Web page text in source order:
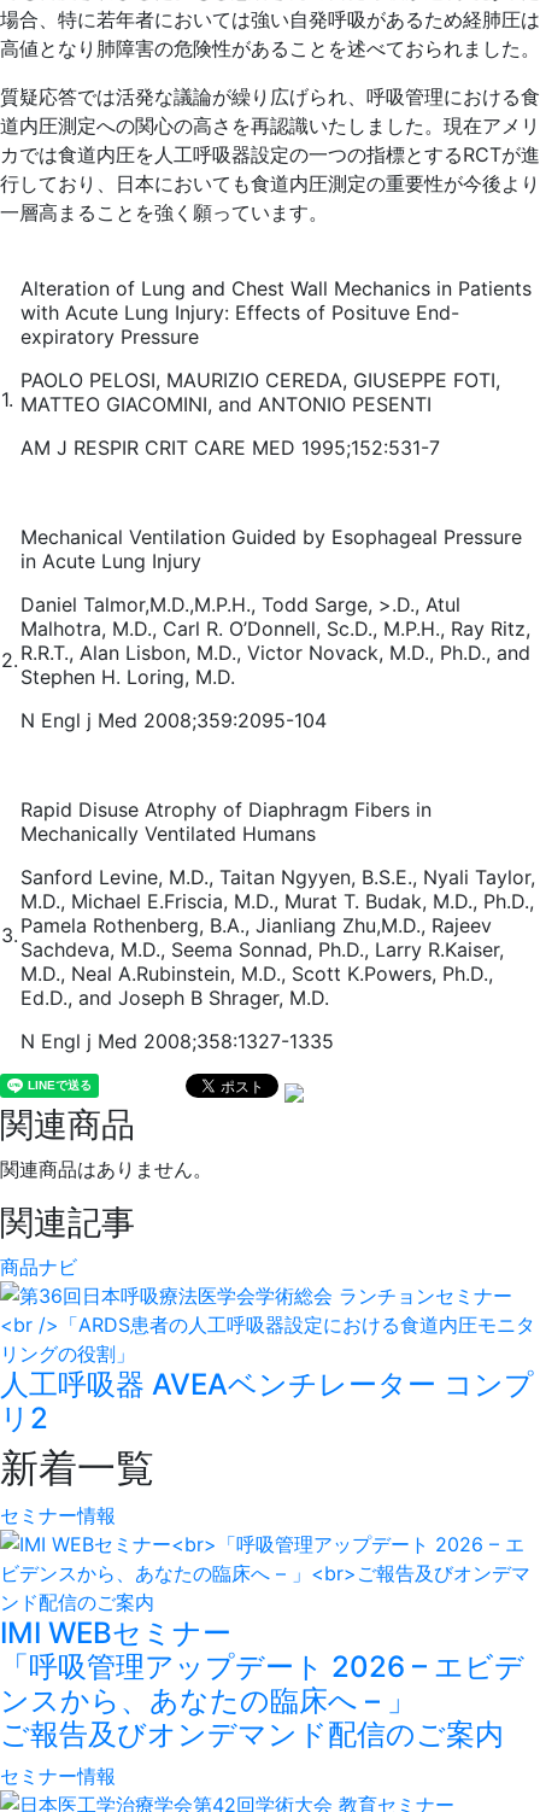
場合、特に若年者においては強い自発呼吸があるため経肺圧は
高値となり肺障害の危険性があることを述べておられました。
質疑応答では活発な議論が繰り広げられ、呼吸管理における食
道内圧測定への関心の高さを再認識いたしました。現在アメリ
カでは食道内圧を人工呼吸器設定の一つの指標とするRCTが進
行しており、日本においても食道内圧測定の重要性が今後より
一層高まることを強く願っています。
1.
Alteration of Lung and Chest Wall Mechanics in Patients
with Acute Lung Injury: Effects of Posituve End-
expiratory Pressure
PAOLO PELOSI, MAURIZIO CEREDA, GIUSEPPE FOTI,
MATTEO GIACOMINI, and ANTONIO PESENTI
AM J RESPIR CRIT CARE MED 1995;152:531-7
2.
Mechanical Ventilation Guided by Esophageal Pressure
in Acute Lung Injury
Daniel Talmor,M.D.,M.P.H., Todd Sarge, >.D., Atul
Malhotra, M.D., Carl R. O’Donnell, Sc.D., M.P.H., Ray Ritz,
R.R.T., Alan Lisbon, M.D., Victor Novack, M.D., Ph.D., and
Stephen H. Loring, M.D.
N Engl j Med 2008;359:2095-104
3.
Rapid Disuse Atrophy of Diaphragm Fibers in
Mechanically Ventilated Humans
Sanford Levine, M.D., Taitan Ngyyen, B.S.E., Nyali Taylor,
M.D., Michael E.Friscia, M.D., Murat T. Budak, M.D., Ph.D.,
Pamela Rothenberg, B.A., Jianliang Zhu,M.D., Rajeev
Sachdeva, M.D., Seema Sonnad, Ph.D., Larry R.Kaiser,
M.D., Neal A.Rubinstein, M.D., Scott K.Powers, Ph.D.,
Ed.D., and Joseph B Shrager, M.D.
N Engl j Med 2008;358:1327-1335
関連商品
関連商品はありません。
関連記事
商品ナビ
人工呼吸器 AVEAベンチレーター コンプ
リ2
新着一覧
セミナー情報
IMI WEBセミナー
「呼吸管理アップデート 2026 – エビデ
ンスから、あなたの臨床へ – 」
ご報告及びオンデマンド配信のご案内
セミナー情報